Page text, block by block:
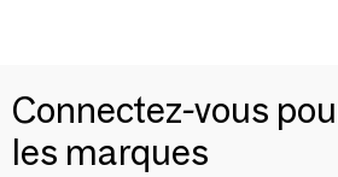
Connectez-vous
les marques